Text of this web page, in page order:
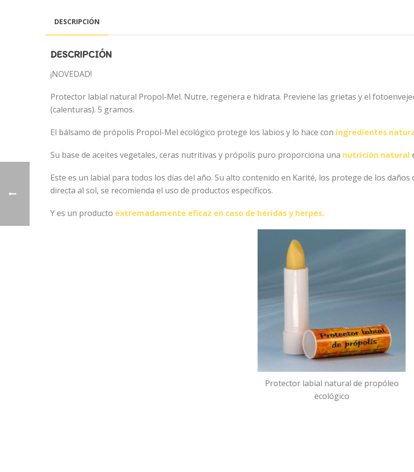
DESCRIPCIÓN
DESCRIPCIÓN
¡NOVEDAD!
Protector labial natural Propol-Mel. Nutre, regenera e hidrata. Previene las grietas y el
(calenturas). 5 gramos.
El bálsamo de própolis Propol-Mel ecológico protege los labios y lo hace con ingredientes
Su base de aceites vegetales, ceras nutritivas y própolis puro proporciona una nutrición natural
Este es un labial para todos los días del año. Su alto contenido en Karité, los protege de los
directa al sol, se recomienda el uso de productos específicos.
Y es un producto extremadamente eficaz en caso de heridas y herpes.
Protector labial natural de propóleo
ecológico